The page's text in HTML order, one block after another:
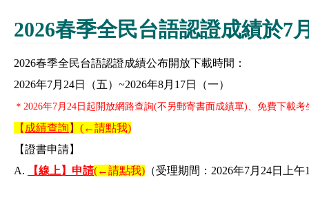
2026春季全民台語認證成績於7
2026春季全民台語認證成績公布開放下載時間：
2026年7月24日（五）~2026年8月17日（一）
＊2026年7月24日起開放網路查詢(不另郵寄書面成績單)、免費下載
【 成績查詢 】 (←請點我)
【證書申請】
A.
【線上】申請(←請點我) （受理期間： 2026年7月24日上午